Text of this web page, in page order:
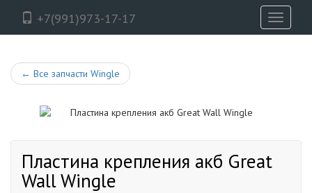
+7(991)973-17-17
Toggle
← Все запчасти Wingle
Пластина крепления акб Great
Wall Wingle